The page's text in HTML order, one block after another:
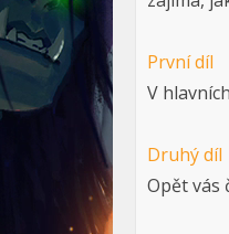
První díl
V
Druhý díl
Opět vás